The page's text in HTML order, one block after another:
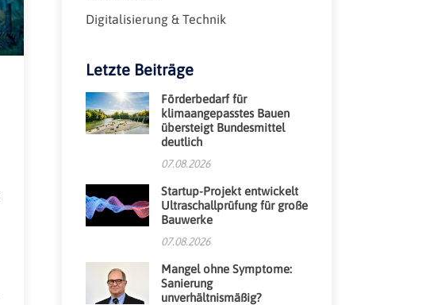
Digitalisierung & Technik
Letzte Beiträge
Förderbedarf für
klimaangepasstes Bauen
übersteigt Bundesmittel
deutlich
07.08.2026
Startup-Projekt entwickelt
Ultraschallprüfung für große
Bauwerke
07.08.2026
Mangel ohne Symptome:
Sanierung
unverhältnismäßig?